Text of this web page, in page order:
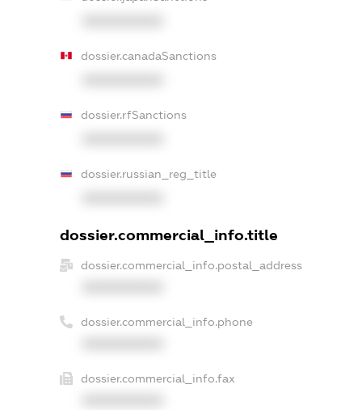
dossier.canadaSanctions
dossier.rfSanctions
dossier.russian_reg_title
dossier.commercial_info.title
dossier.commercial_info.postal_address
dossier.commercial_info.phone
dossier.commercial_info.fax